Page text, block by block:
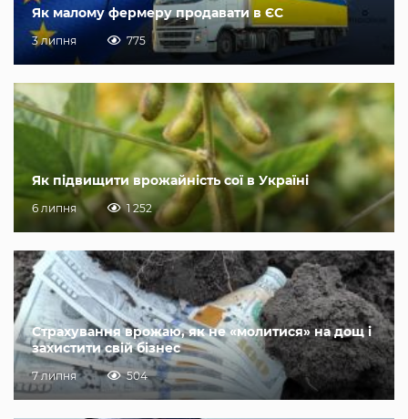
Як малому фермеру продавати в ЄС
3 липня 775
Як підвищити врожайність сої в Україні
6 липня 1 252
Страхування врожаю, як не «молитися» на дощ і
захистити свій бізнес
7 липня 504